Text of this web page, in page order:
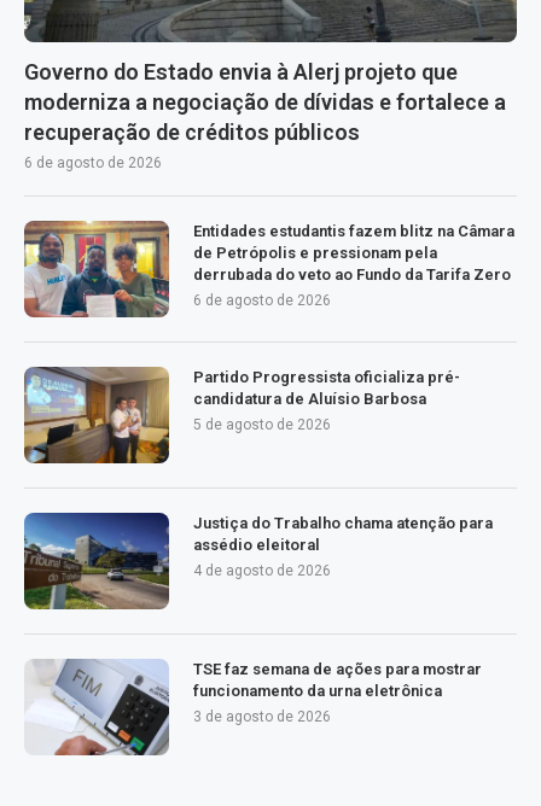
Governo do Estado envia à Alerj projeto que
moderniza a negociação de dívidas e fortalece a
recuperação de créditos públicos
6 de agosto de 2026
Entidades estudantis fazem blitz na Câmara
de Petrópolis e pressionam pela
derrubada do veto ao Fundo da Tarifa Zero
6 de agosto de 2026
Partido Progressista oficializa pré-
candidatura de Aluísio Barbosa
5 de agosto de 2026
Justiça do Trabalho chama atenção para
assédio eleitoral
4 de agosto de 2026
TSE faz semana de ações para mostrar
funcionamento da urna eletrônica
3 de agosto de 2026